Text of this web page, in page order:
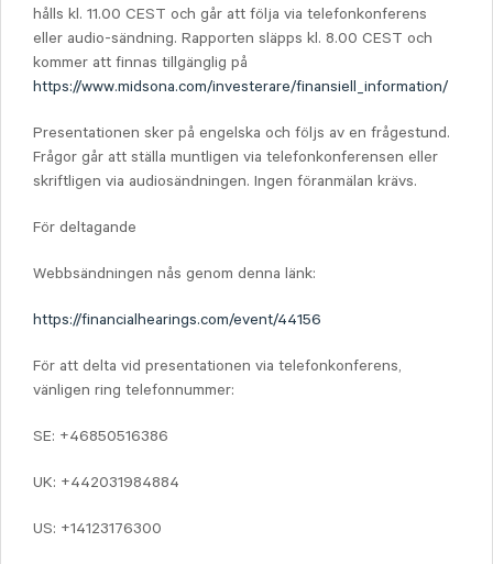
hålls kl. 11.00 CEST och går att följa via telefonkonferens
eller audio-sändning. Rapporten släpps kl. 8.00 CEST och
kommer att finnas tillgänglig på
https://www.midsona.com/investerare/finansiell_information/
Presentationen sker på engelska och följs av en frågestund.
Frågor går att ställa muntligen via telefonkonferensen eller
skriftligen via audiosändningen. Ingen föranmälan krävs.
För deltagande
Webbsändningen nås genom denna länk:
https://financialhearings.com/event/44156
För att delta vid presentationen via telefonkonferens,
vänligen ring telefonnummer:
SE: +46850516386
UK: +442031984884
US: +14123176300